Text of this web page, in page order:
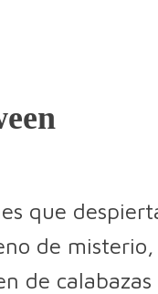
que
de
de